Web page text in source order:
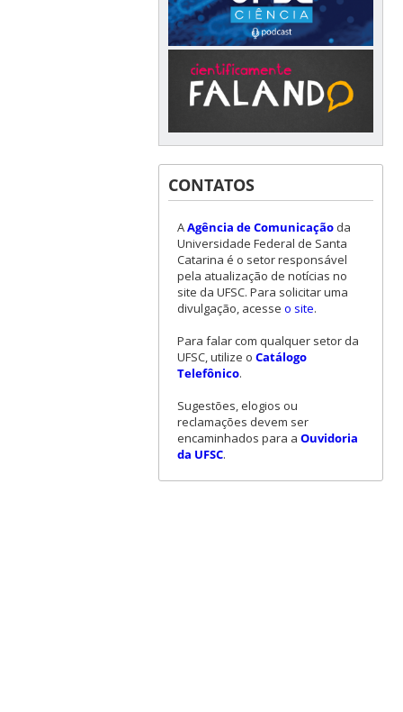
CONTATOS
AAgência de Comunicaçãoda
Universidade Federal de Santa
Catarina é o setor responsável
pela atualização de notícias no
site da UFSC. Para solicitar uma
divulgação, acesse o site.
Para falar com qualquer setor da
UFSC, utilize o Catálogo
Telefônico.
Sugestões, elogios ou
reclamações devem ser
encaminhados para a Ouvidoria
da UFSC.